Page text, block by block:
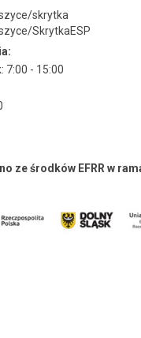
skrytka
SkrytkaESP
7:00 - 15:00
ze środków EFRR w